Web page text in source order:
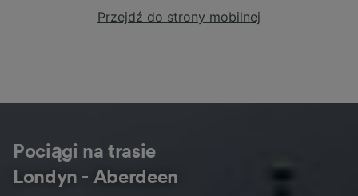
Przejdź do strony mobilnej
Pociągi na trasie
Londyn - Aberdeen